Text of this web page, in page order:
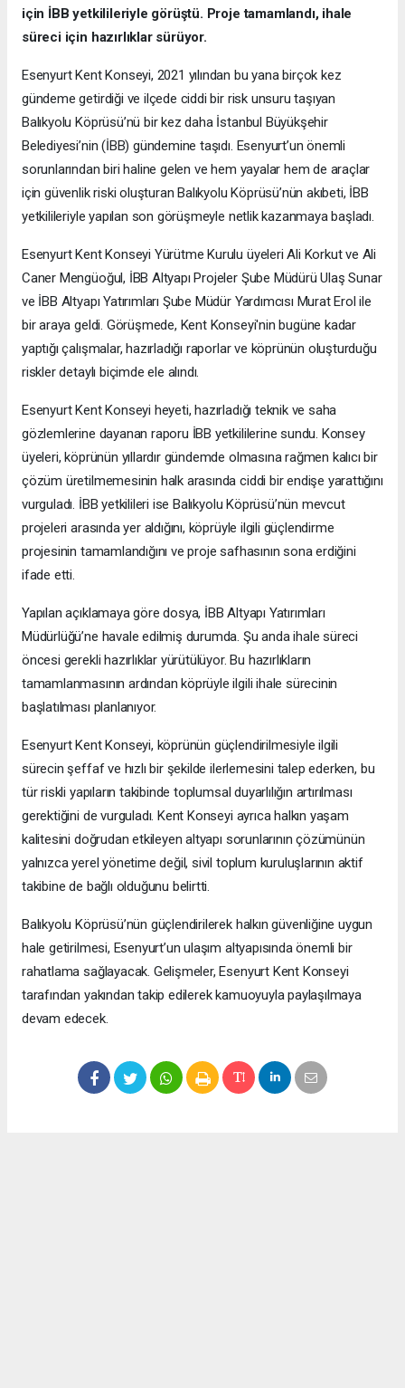
için İBB yetkilileriyle görüştü. Proje tamamlandı, ihale
süreci için hazırlıklar sürüyor.
Esenyurt Kent Konseyi, 2021 yılından bu yana birçok kez
gündeme getirdiği ve ilçede ciddi bir risk unsuru taşıyan
Balıkyolu Köprüsü’nü bir kez daha İstanbul Büyükşehir
Belediyesi’nin (İBB) gündemine taşıdı. Esenyurt’un önemli
sorunlarından biri haline gelen ve hem yayalar hem de araçlar
için güvenlik riski oluşturan Balıkyolu Köprüsü’nün akıbeti, İBB
yetkilileriyle yapılan son görüşmeyle netlik kazanmaya başladı.
Esenyurt Kent Konseyi Yürütme Kurulu üyeleri Ali Korkut ve Ali
Caner Mengüoğul, İBB Altyapı Projeler Şube Müdürü Ulaş Sunar
ve İBB Altyapı Yatırımları Şube Müdür Yardımcısı Murat Erol ile
bir araya geldi. Görüşmede, Kent Konseyi'nin bugüne kadar
yaptığı çalışmalar, hazırladığı raporlar ve köprünün oluşturduğu
riskler detaylı biçimde ele alındı.
Esenyurt Kent Konseyi heyeti, hazırladığı teknik ve saha
gözlemlerine dayanan raporu İBB yetkililerine sundu. Konsey
üyeleri, köprünün yıllardır gündemde olmasına rağmen kalıcı bir
çözüm üretilmemesinin halk arasında ciddi bir endişe yarattığını
vurguladı. İBB yetkilileri ise Balıkyolu Köprüsü’nün mevcut
projeleri arasında yer aldığını, köprüyle ilgili güçlendirme
projesinin tamamlandığını ve proje safhasının sona erdiğini
ifade etti.
Yapılan açıklamaya göre dosya, İBB Altyapı Yatırımları
Müdürlüğü’ne havale edilmiş durumda. Şu anda ihale süreci
öncesi gerekli hazırlıklar yürütülüyor. Bu hazırlıkların
tamamlanmasının ardından köprüyle ilgili ihale sürecinin
başlatılması planlanıyor.
Esenyurt Kent Konseyi, köprünün güçlendirilmesiyle ilgili
sürecin şeffaf ve hızlı bir şekilde ilerlemesini talep ederken, bu
tür riskli yapıların takibinde toplumsal duyarlılığın artırılması
gerektiğini de vurguladı. Kent Konseyi ayrıca halkın yaşam
kalitesini doğrudan etkileyen altyapı sorunlarının çözümünün
yalnızca yerel yönetime değil, sivil toplum kuruluşlarının aktif
takibine de bağlı olduğunu belirtti.
Balıkyolu Köprüsü’nün güçlendirilerek halkın güvenliğine uygun
hale getirilmesi, Esenyurt’un ulaşım altyapısında önemli bir
rahatlama sağlayacak. Gelişmeler, Esenyurt Kent Konseyi
tarafından yakından takip edilerek kamuoyuyla paylaşılmaya
devam edecek.